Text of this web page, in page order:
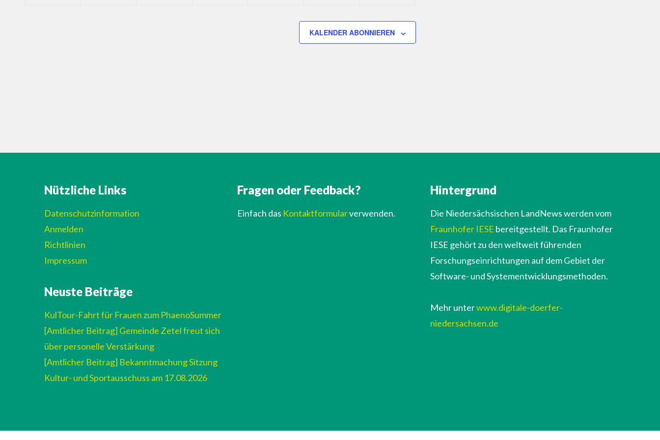
KALENDER ABONNIEREN
Nützliche Links
Datenschutzinformation
Anmelden
Richtlinien
Impressum
Neuste Beiträge
KulTour-Fahrt für Frauen zum PhaenoSummer
[Amtlicher Beitrag] Gemeinde Zetel freut sich
über personelle Verstärkung
[Amtlicher Beitrag] Bekanntmachung Sitzung
Kultur- und Sportausschuss am 17.08.2026
Fragen oder Feedback?
Einfach das Kontaktformularverwenden.
Hintergrund
Die Niedersächsischen LandNews werden vom
Fraunhofer IESE bereitgestellt. Das Fraunhofer
IESE gehört zu den weltweit führenden
Forschungseinrichtungen auf dem Gebiet der
Software- und Systementwicklungsmethoden.
Mehr unterwww.digitale-doerfer-
niedersachsen.de